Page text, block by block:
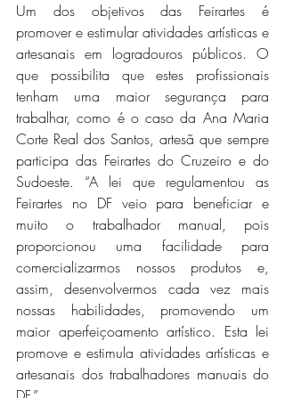
Um dos objetivos das Feirartes é
promover e estimular atividades artísticas e
artesanais em logradouros públicos. O
que possibilita que estes profissionais
tenham uma maior segurança para
trabalhar, como é o caso da Ana Maria
Corte Real dos Santos, artesã que sempre
participa das Feirartes do Cruzeiro e do
Sudoeste. “A lei que regulamentou as
Feirartes no DF veio para beneficiar e
muito o trabalhador manual, pois
proporcionou uma facilidade para
comercializarmos nossos produtos e,
assim, desenvolvermos cada vez mais
nossas habilidades, promovendo um
maior aperfeiçoamento artístico. Esta lei
promove e estimula atividades artísticas e
artesanais dos trabalhadores manuais do